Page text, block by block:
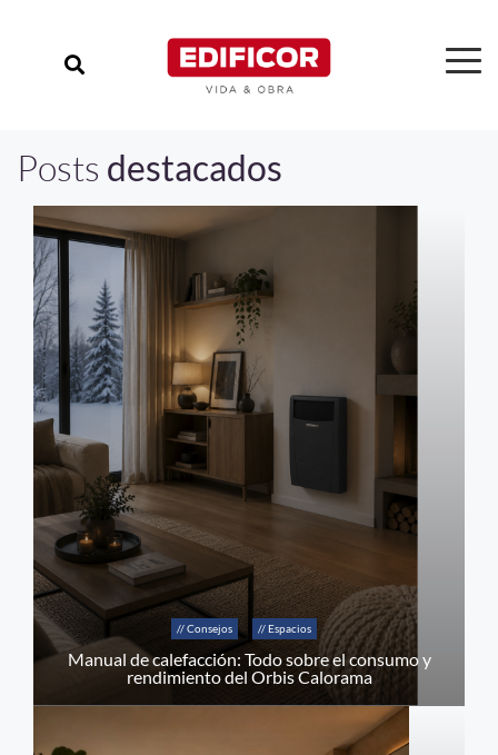
Posts destacados
// Consejos // Espacios
Manual de calefacción: Todo sobre el consumo y
rendimiento del Orbis Calorama